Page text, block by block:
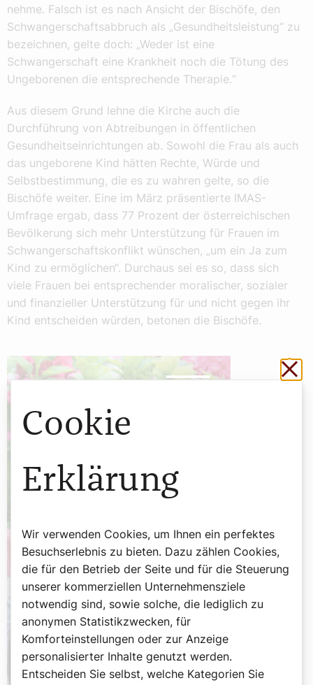
nehme. Falsch ist es nach Ansicht der Bischöfe, den
Schwangerschaftsabbruch als „Gesundheitsleistung“ zu
bezeichnen, gelte doch: „Weder ist eine
Schwangerschaft eine Krankheit noch die Tötung des
Ungeborenen die entsprechende Therapie.“
Aus diesem Grund lehne die Kirche auch die
Durchführung von Abtreibungen in öffentlichen
Gesundheitseinrichtungen ab. Sowohl die Frau als auch
das ungeborene Kind hätten Rechte, Würde und
Selbstbestimmung, die es zu wahren gelte, so die
Bischöfe weiter. Eine im März präsentierte IMAS-
Umfrage ergab, dass 77 Prozent der österreichischen
Bevölkerung sich mehr Unterstützung für Frauen im
Schwangerschaftskonflikt wünschen, „um ein Ja zum
Kind zu ermöglichen“. Durchaus sei es so, dass sich
viele Frauen bei entsprechender moralischer, sozialer
und finanzieller Unterstützung für und nicht gegen ihr
Kind entscheiden würden, betonen die Bischöfe.
Cookie
Erklärung
Wir verwenden Cookies, um Ihnen ein perfektes
Besuchserlebnis zu bieten. Dazu zählen Cookies,
die für den Betrieb der Seite und für die Steuerung
unserer kommerziellen Unternehmensziele
notwendig sind, sowie solche, die lediglich zu
anonymen Statistikzwecken, für
Komforteinstellungen oder zur Anzeige
personalisierter Inhalte genutzt werden.
Entscheiden Sie selbst, welche Kategorien Sie